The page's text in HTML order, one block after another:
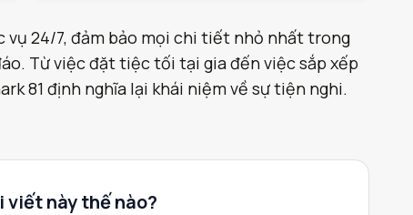
vụ 24/7, đảm bảo mọi chi tiết nhỏ nhất trong
Từ việc đặt tiệc tối tại gia đến việc sắp xếp
81 định nghĩa lại khái niệm về sự tiện nghi.
viết này thế nào?